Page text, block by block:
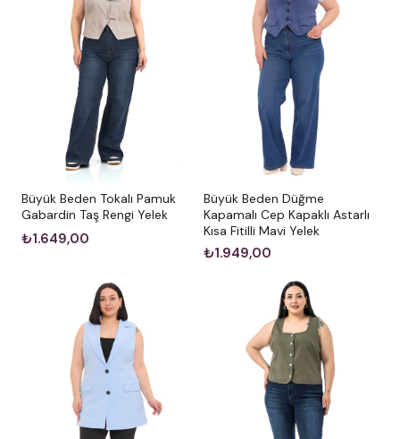
Büyük Beden Tokalı Pamuk
Gabardin Taş Rengi Yelek
₺1.649,00
Büyük Beden Düğme
Kapamalı Cep Kapaklı Astarlı
Kısa Fitilli Mavi Yelek
₺1.949,00